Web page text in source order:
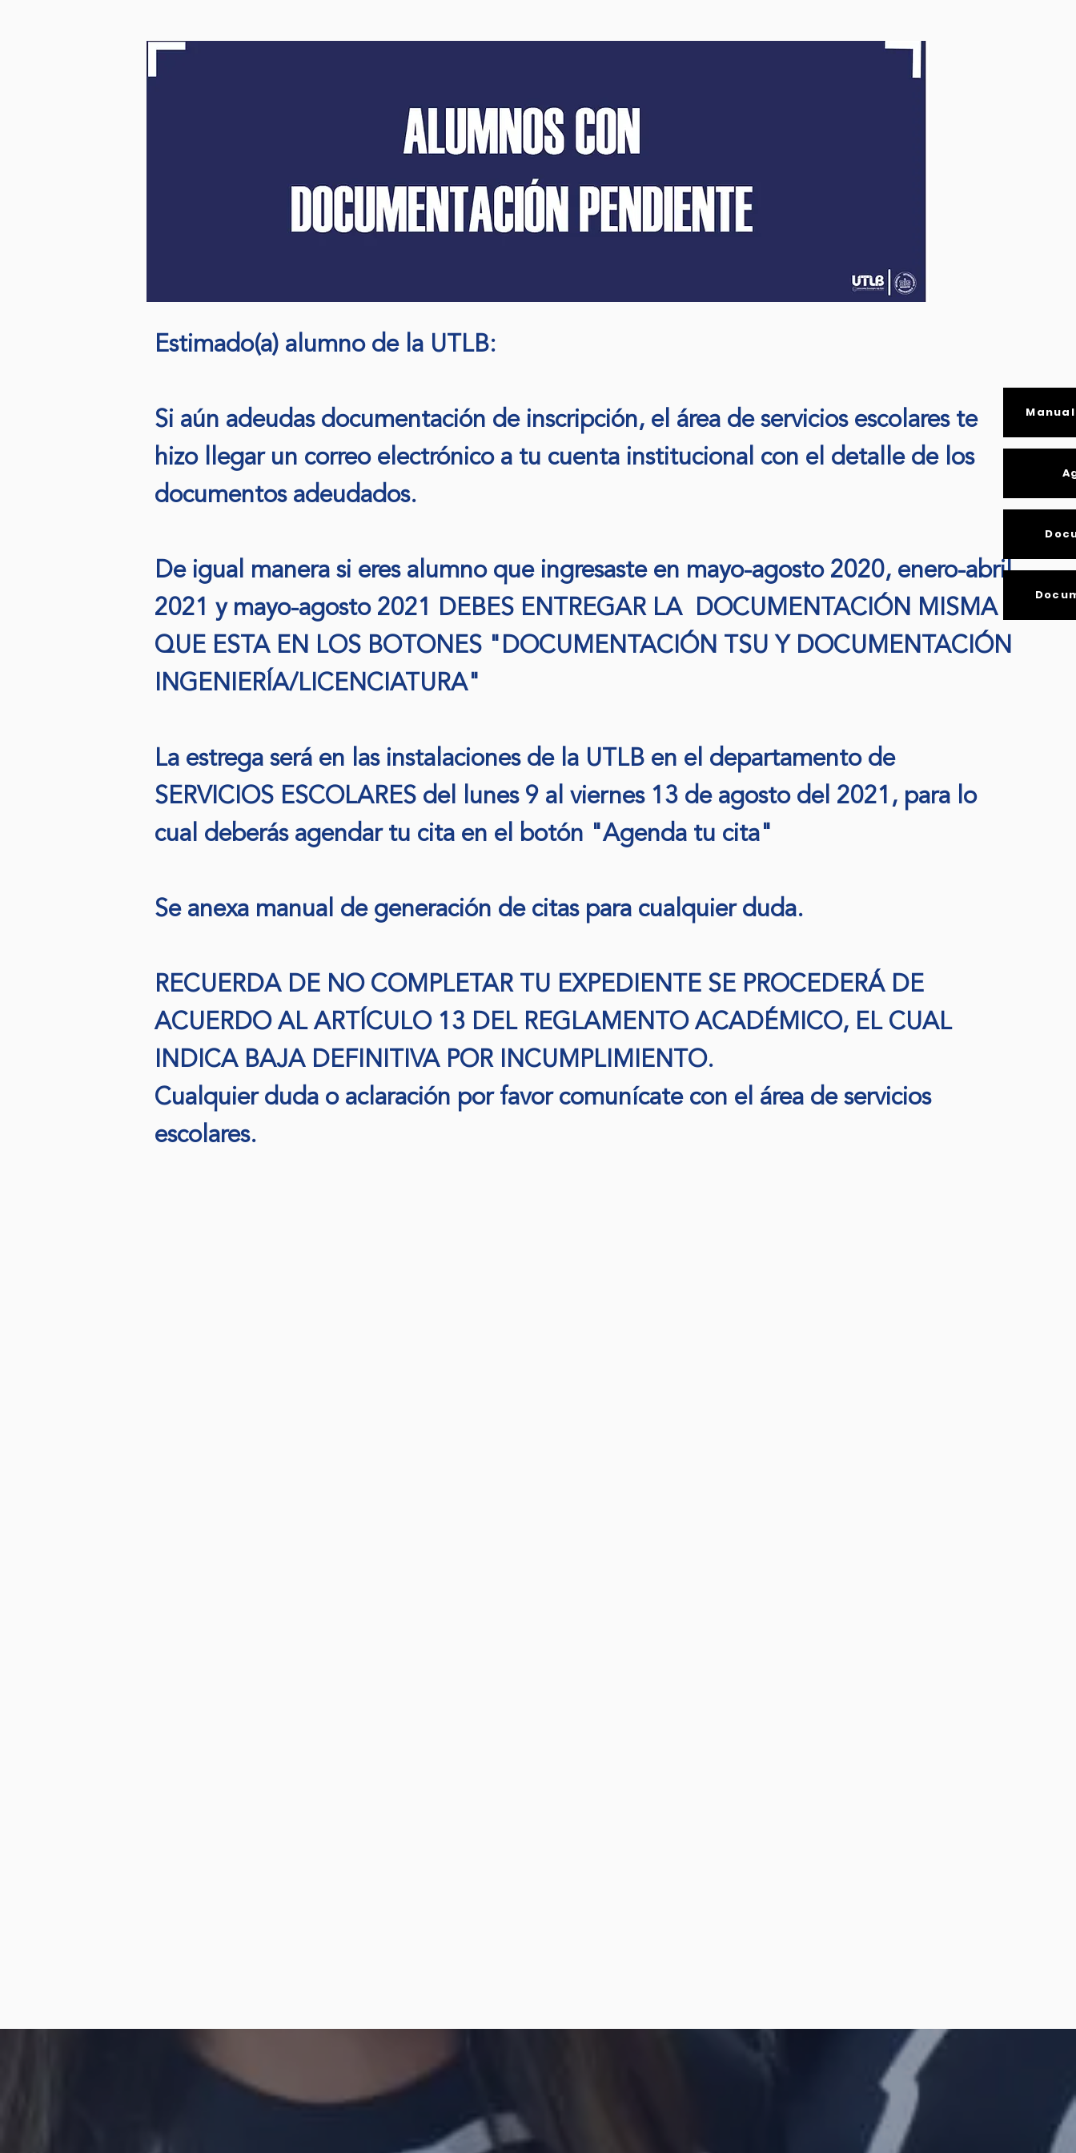
Estimado(a) alumno de la UTLB:
Si aún adeudas documentación de inscripción, el área de servicios escolares te
hizo llegar un correo electrónico a tu cuenta institucional con el detalle de los
documentos adeudados.
De igual manera si eres alumno que ingresaste en mayo-agosto 2020, enero-abril
2021 y mayo-agosto 2021 DEBES ENTREGAR LA DOCUMENTACIÓN MISMA
QUE ESTA EN LOS BOTONES "DOCUMENTACIÓN TSU Y DOCUMENTACIÓN
INGENIERÍA/LICENCIATURA"
La estrega será en las instalaciones de la UTLB en el departamento de
SERVICIOS ESCOLARES del lunes 9 al viernes 13 de agosto del 2021, para lo
cual deberás agendar tu cita en el botón "Agenda tu cita"
Se anexa manual de generación de citas para cualquier duda.
RECUERDA DE NO COMPLETAR TU EXPEDIENTE SE PROCEDERÁ DE
ACUERDO AL ARTÍCULO 13 DEL REGLAMENTO ACADÉMICO, EL CUAL
INDICA BAJA DEFINITIVA POR INCUMPLIMIENTO.
Cualquier duda o aclaración por favor comunícate con el área de servicios
escolares.